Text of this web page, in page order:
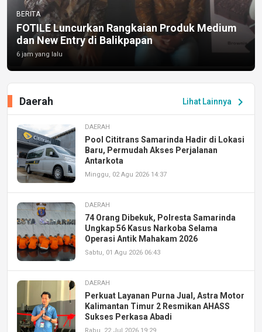
BERITA
FOTILE Luncurkan Rangkaian Produk Medium
dan New Entry di Balikpapan
6 jam yang lalu
Lihat Lainnya chevron_right
Daerah
DAERAH
Pool Cititrans Samarinda Hadir di Lokasi
Baru, Permudah Akses Perjalanan
Antarkota
Minggu, 02 Agu 2026 14:37
DAERAH
74 Orang Dibekuk, Polresta Samarinda
Ungkap 56 Kasus Narkoba Selama
Operasi Antik Mahakam 2026
Sabtu, 01 Agu 2026 06:43
DAERAH
Perkuat Layanan Purna Jual, Astra Motor
Kalimantan Timur 2 Resmikan AHASS
Sukses Perkasa Abadi